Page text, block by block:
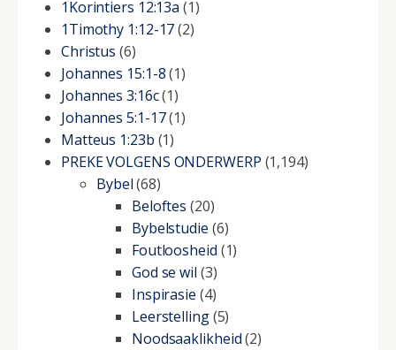
1Korintiers 12:13a (1)
1Timothy 1:12-17(2)
Christus (6)
Johannes 15:1-8(1)
Johannes 3:16c(1)
Johannes 5:1-17(1)
Matteus 1:23b (1)
PREKE VOLGENS ONDERWERP (1,194)
Bybel(68)
Beloftes (20)
Bybelstudie (6)
Foutloosheid (1)
God se wil (3)
Inspirasie (4)
Leerstelling(5)
Noodsaaklikheid(2)